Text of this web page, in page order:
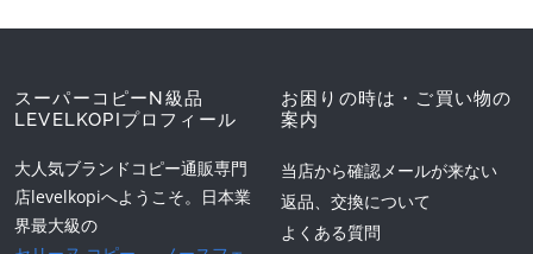
スーパーコピーN級品
LEVELKOPIプロフィール
大人気ブランドコピー通販専門
店levelkopiへようこそ。日本業
界最大級の
お困りの時は・ご買い物の
案内
当店から確認メールが来ない
返品、交換について
よくある質問